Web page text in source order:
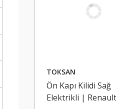
TOKSAN
Ön Kapı Kilidi Sağ
Elektrikli | Renault